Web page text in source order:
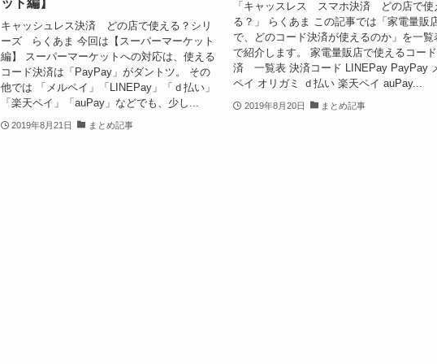
キャッシュレス決済 どの店で使える？シリ
ーズ らくあま 今回は【スーパーマーケット
編】 スーパーマーケットへの対応は、使える
コード決済は「PayPay」がダントツ。 その
他では 「メルペイ」「LINEPay」「ｄ払い」
「楽天ペイ」「auPay」などでも、少し...
2019年8月21日 まとめ記事
「キャッスレス スマホ決済 どの店で使
る？」 らくあま この記事では「家電量販
で、どのコード決済が使えるのか」を一覧
で紹介します。 家電量販店で使えるコー
済 一覧表 決済コード LINEPay PayPay
ペイ オリガミ ｄ払い 楽天ペイ auPay...
2019年8月20日 まとめ記事